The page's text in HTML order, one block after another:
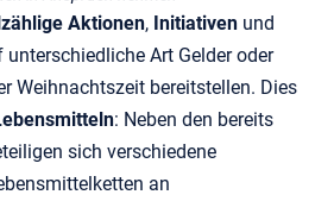
Aktionen, Initiativen und
unterschiedliche Art Gelder oder
Weihnachtszeit bereitstellen. Dies
: Neben den bereits
sich verschiedene
an